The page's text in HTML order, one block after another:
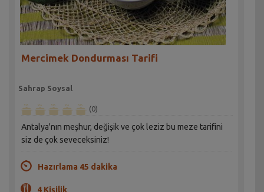
Mercimek Dondurması Tarifi
Sahrap Soysal
(0)
Antalya'nın meşhur, değişik ve çok leziz bu meze tarifini
siz de çok seveceksiniz!
Hazırlama 45 dakika
4 Kişilik